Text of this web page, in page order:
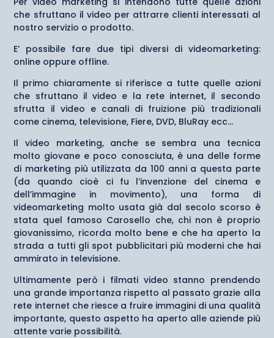
che sfruttano il video per attrarre clienti interessati al
nostro servizio o prodotto.
E’ possibile fare due tipi diversi di videomarketing:
online oppure offline.
Il primo chiaramente si riferisce a tutte quelle azioni
che sfruttano il video e la rete internet, il secondo
sfrutta il video e canali di fruizione più tradizionali
come cinema, televisione, Fiere, DVD, BluRay ecc…
Il video marketing, anche se sembra una tecnica
molto giovane e poco conosciuta, è una delle forme
di marketing più utilizzata da 100 anni a questa parte
(da quando cioè ci fu l’invenzione del cinema e
dell’immagine in movimento), una forma di
videomarketing molto usata già dal secolo scorso è
stata quel famoso Carosello che, chi non è proprio
giovanissimo, ricorda molto bene e che ha aperto la
strada a tutti gli spot pubblicitari più moderni che hai
ammirato in televisione.
Ultimamente però i filmati video stanno prendendo
una grande importanza rispetto al passato grazie alla
rete internet che riesce a fruire immagini di una qualità
importante, questo aspetto ha aperto alle aziende più
attente varie possibilità.